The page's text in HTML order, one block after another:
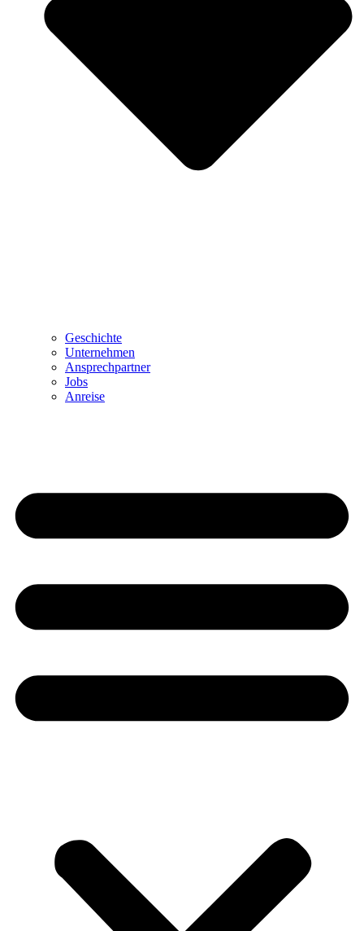
Geschichte
Unternehmen
Ansprechpartner
Jobs
Anreise